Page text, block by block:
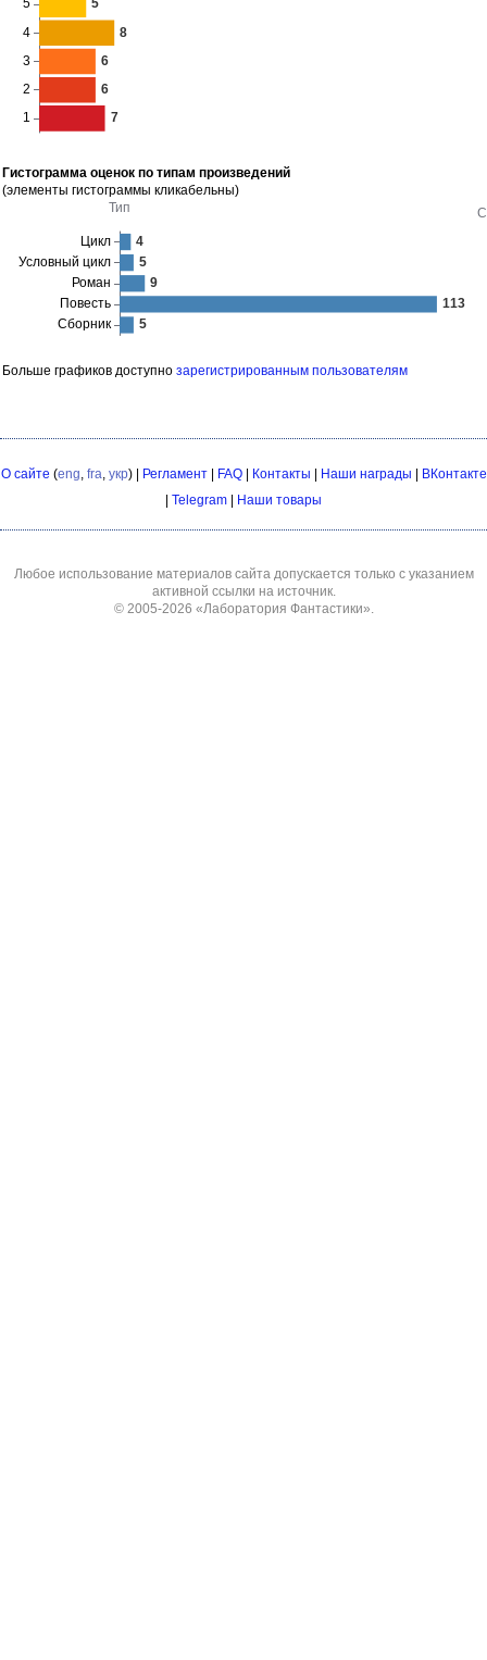
Гистограмма оценок по типам произведений
(элементы гистограммы кликабельны)
Больше графиков доступно зарегистрированным пользователям
О сайте (eng, fra, укр) | Регламент| FAQ| Контакты Наши награды
ВКонтакте
Telegram Наши товары
Любое использование материалов сайта допускается только с указанием
активной ссылки на источник.
© 2005-2026 «Лаборатория Фантастики».